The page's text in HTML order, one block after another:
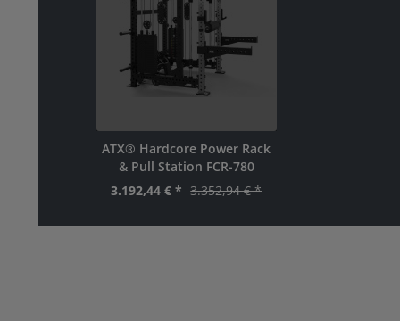
ATX® Hardcore Power Rack
& Pull Station FCR-780
3.192,44 € * 3.352,94 € *